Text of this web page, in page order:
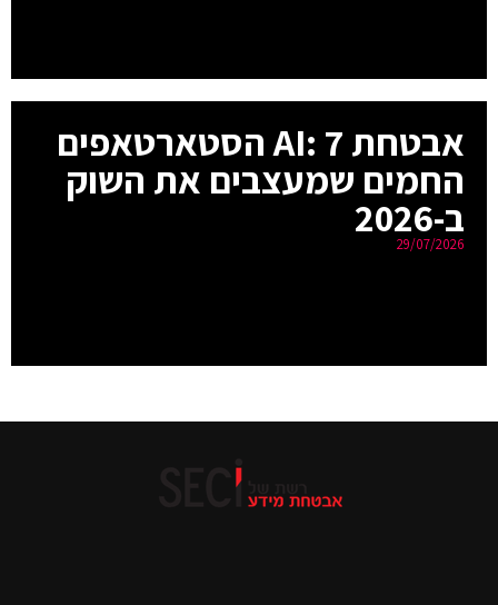
אבטחת AI: 7 הסטארטאפים
החמים שמעצבים את השוק
ב-2026
29/07/2026